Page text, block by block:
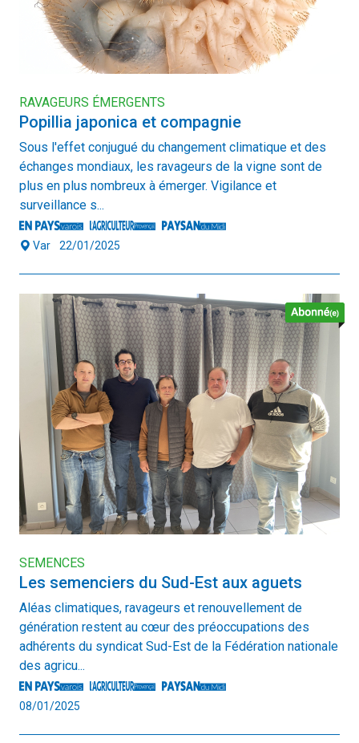
RAVAGEURS ÉMERGENTS
Popillia japonica et compagnie
Sous l'effet conjugué du changement climatique et des
échanges mondiaux, les ravageurs de la vigne sont de
plus en plus nombreux à émerger. Vigilance et
surveillance s...
Var 22/01/2025
SEMENCES
Les semenciers du Sud-Est aux aguets
Aléas climatiques, ravageurs et renouvellement de
génération restent au cœur des préoccupations des
adhérents du syndicat Sud-Est de la Fédération nationale
des agricu...
08/01/2025